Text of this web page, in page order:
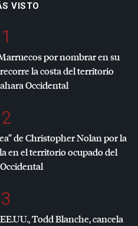
VISTO
1
por nombrar en su
la costa del territorio
Occidental
2
de Christopher Nolan por la
en el territorio ocupado del
3
Todd Blanche, cancela